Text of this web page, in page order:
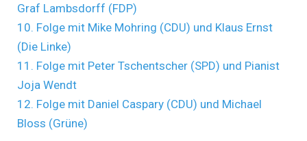
Graf Lambsdorff (FDP)
10. Folge mit Mike Mohring (CDU) und Klaus Ernst
(Die Linke)
11. Folge mit Peter Tschentscher (SPD) und Pianist
Joja Wendt
12. Folge mit Daniel Caspary (CDU) und Michael
Bloss (Grüne)